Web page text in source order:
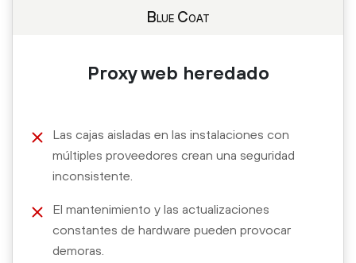
Blue Coat
Proxy web heredado
Las cajas aisladas en las instalaciones con
múltiples proveedores crean una seguridad
inconsistente.
El mantenimiento y las actualizaciones
constantes de hardware pueden provocar
demoras.